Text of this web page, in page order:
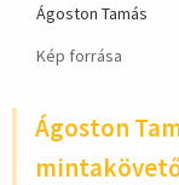
Ágoston Tamás
Kép forrása
Ágoston